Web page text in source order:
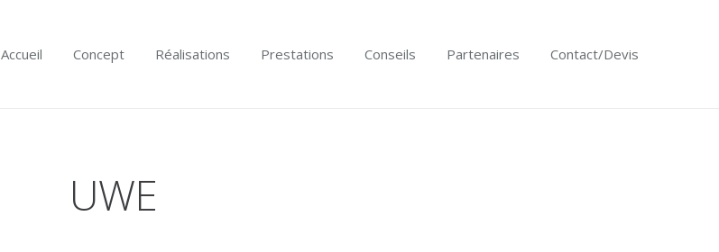
Accueil Concept Réalisations Prestations Conseils Partenaires Contact/Devis
UWE